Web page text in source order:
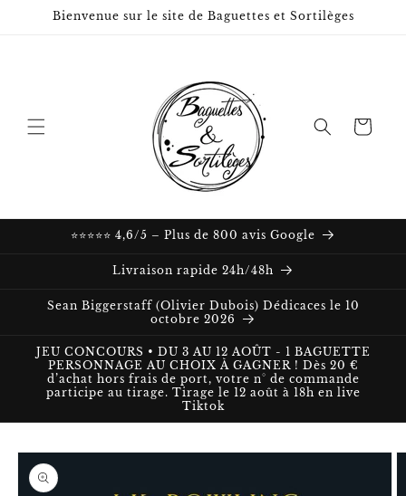
et passer
Bienvenue sur le site de Baguettes et Sortilèges
Panier
⭐⭐⭐⭐⭐ 4,6/5 – Plus de 800 avis Google
Livraison rapide 24h/48h
Sean Biggerstaff (Olivier Dubois) Dédicaces le 10
octobre 2026
JEU CONCOURS • DU 3 AU 12 AOÛT - 1 BAGUETTE
PERSONNAGE AU CHOIX À GAGNER ! Dès 20 €
d’achat hors frais de port, votre n° de commande
participe au tirage. Tirage le 12 août à 18h en live
Tiktok
Passer aux
informations
produits